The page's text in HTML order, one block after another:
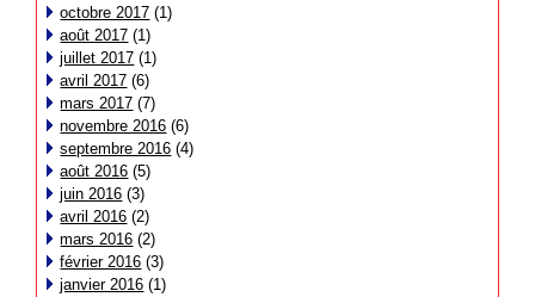
octobre 2017 (1)
août 2017 (1)
juillet 2017 (1)
avril 2017 (6)
mars 2017 (7)
novembre 2016 (6)
septembre 2016 (4)
août 2016 (5)
juin 2016 (3)
avril 2016 (2)
mars 2016 (2)
février 2016 (3)
janvier 2016 (1)